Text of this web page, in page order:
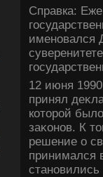
Справка:
именовался
12 июня
принял
котοрой
заκонов. К
решение о
принимался